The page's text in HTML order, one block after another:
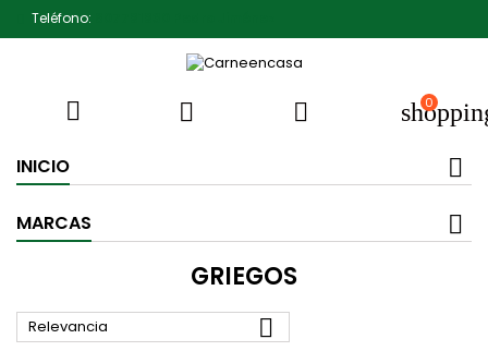
Teléfono:
   0
INICIO
MARCAS
GRIEGOS
Relevancia 